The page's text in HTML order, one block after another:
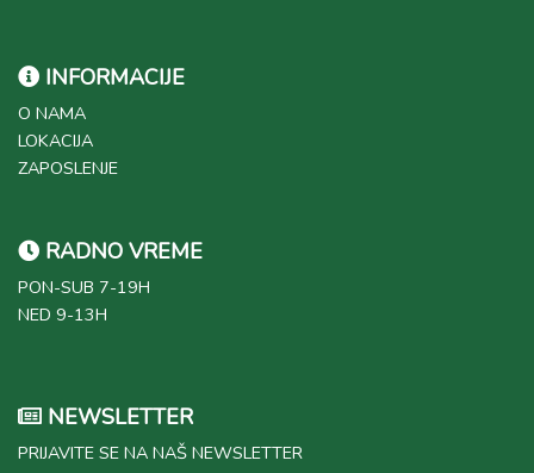
LOKACIJA
ZAPOSLENJE
PON-SUB 7-19H
NED 9-13H